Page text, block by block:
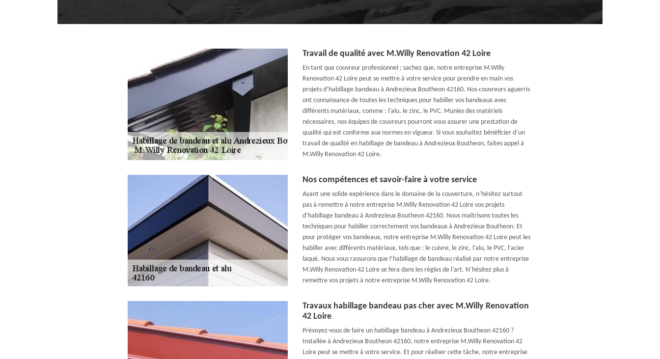
Travail de qualité avec M.Willy Renovation 42 Loire
En tant que couvreur professionnel ; sachez que, notre entreprise M.Willy
Renovation 42 Loire peut se mettre à votre service pour prendre en main vos
projets d’habillage bandeau à Andrezieux Boutheon 42160. Nos couvreurs aguerris
ont connaissance de toutes les techniques pour habiller vos bandeaux avec
différents matériaux, comme : l’alu, le zinc, le PVC. Munies des matériels
nécessaires, nos équipes de couvreurs pourront vous assurer une prestation de
qualité qui est conforme aux normes en vigueur. Si vous souhaitez bénéficier d’un
travail de qualité en habillage de bandeau à Andrezieux Boutheon, faites appel à
M.Willy Renovation 42 Loire.
Nos compétences et savoir-faire à votre service
Ayant une solide expérience dans le domaine de la couverture, n’hésitez surtout
pas à remettre à notre entreprise M.Willy Renovation 42 Loire vos projets
d’habillage bandeau à Andrezieux Boutheon 42160. Nous maîtrisons toutes les
techniques pour habiller correctement vos bandeaux à Andrezieux Boutheon. Et
pour protéger vos bandeaux, notre entreprise M.Willy Renovation 42 Loire peut les
habiller avec différents matériaux, tels que : le cuivre, le zinc, l’alu, le PVC, l’acier
laqué. Nous vous rassurons que l’habillage de bandeau réalisé par notre entreprise
M.Willy Renovation 42 Loire se fera dans les règles de l’art. N’hésitez plus à
remettre vos projets à notre entreprise M.Willy Renovation 42 Loire.
Travaux habillage bandeau pas cher avec M.Willy Renovation
42 Loire
Prévoyez-vous de faire un habillage bandeau à Andrezieux Boutheon 42160 ?
Installée à Andrezieux Boutheon 42160, notre entreprise M.Willy Renovation 42
Loire peut se mettre à votre service. Et pour réaliser cette tâche, notre entreprise